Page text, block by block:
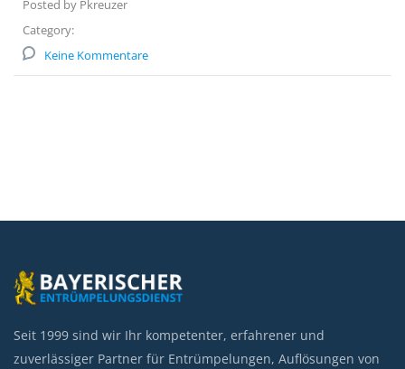
Posted by Pkreuzer
Category:
Keine Kommentare
Seit 1999 sind wir Ihr kompetenter, erfahrener und
zuverlässiger Partner für Entrümpelungen, Auflösungen von